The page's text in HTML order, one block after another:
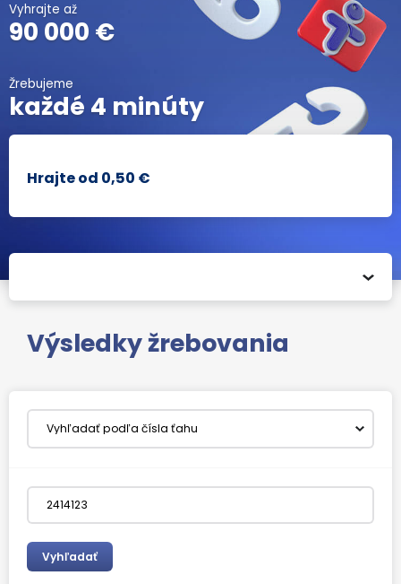
Vyhrajte až
90 000 €
Žrebujeme
každé 4 minúty
Hrajte od 0,50 €
Všetko o číselnej lotérii Klub KENO
Výsledky žrebovania
Vyhľadať